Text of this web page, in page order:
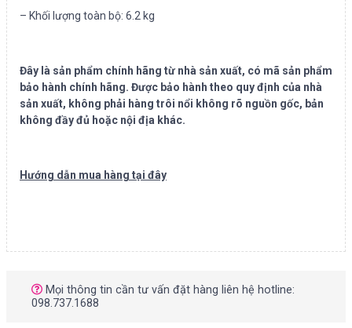
– Khối lượng toàn bộ: 6.2 kg
Đây là sản phẩm chính hãng từ nhà sản xuất, có mã sản phẩm
bảo hành chính hãng. Được bảo hành theo quy định của nhà
sản xuất, không phải hàng trôi nổi không rõ nguồn gốc, bản
không đầy đủ hoặc nội địa khác.
Hướng dẫn mua hàng tại đây
Mọi thông tin cần tư vấn đặt hàng liên hệ hotline:
098.737.1688